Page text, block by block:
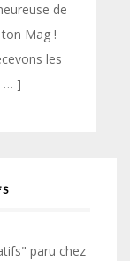
de
Mag !
les
… ]
paru chez